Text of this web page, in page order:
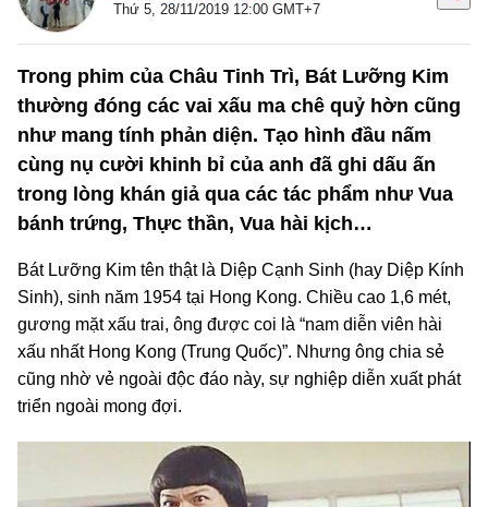
Thứ 5, 28/11/2019 12:00 GMT+7
Trong phim của Châu Tinh Trì, Bát Lưỡng Kim
thường đóng các vai xấu ma chê quỷ hờn cũng
như mang tính phản diện. Tạo hình đầu nấm
cùng nụ cười khinh bỉ của anh đã ghi dấu ấn
trong lòng khán giả qua các tác phẩm như Vua
bánh trứng, Thực thần, Vua hài kịch…
Bát Lưỡng Kim tên thật là Diệp Cạnh Sinh (hay Diệp Kính
Sinh), sinh năm 1954 tại Hong Kong. Chiều cao 1,6 mét,
gương mặt xấu trai, ông được coi là “nam diễn viên hài
xấu nhất Hong Kong (Trung Quốc)”. Nhưng ông chia sẻ
cũng nhờ vẻ ngoài độc đáo này, sự nghiệp diễn xuất phát
triển ngoài mong đợi.